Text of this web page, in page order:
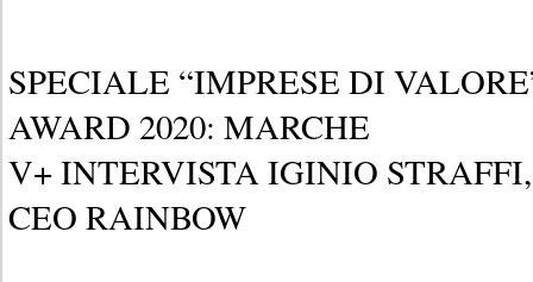
SPECIALE “IMPRESE DI
AWARD 2020: MARCHE
V+ INTERVISTA IGINIO
CEO RAINBOW